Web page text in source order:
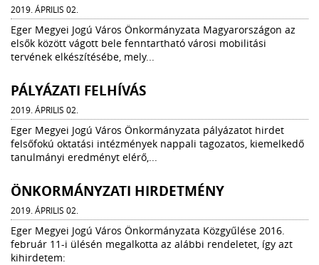
2019. ÁPRILIS 02.
Eger Megyei Jogú Város Önkormányzata Magyarországon az
elsők között vágott bele fenntartható városi mobilitási
tervének elkészítésébe, mely...
PÁLYÁZATI FELHÍVÁS
2019. ÁPRILIS 02.
Eger Megyei Jogú Város Önkormányzata pályázatot hirdet
felsőfokú oktatási intézmények nappali tagozatos, kiemelkedő
tanulmányi eredményt elérő,...
ÖNKORMÁNYZATI HIRDETMÉNY
2019. ÁPRILIS 02.
Eger Megyei Jogú Város Önkormányzata Közgyűlése 2016.
február 11-i ülésén megalkotta az alábbi rendeletet, így azt
kihirdetem: